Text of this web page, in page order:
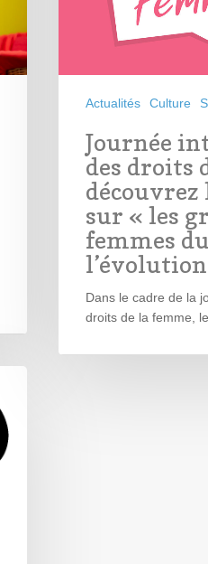
Actualités Culture
Journée
des droits
découvrez
sur « les
femmes
Dans le cadre de la
droits de la femme,